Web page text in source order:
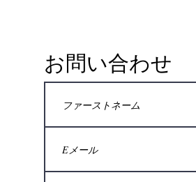
お問い合わせ